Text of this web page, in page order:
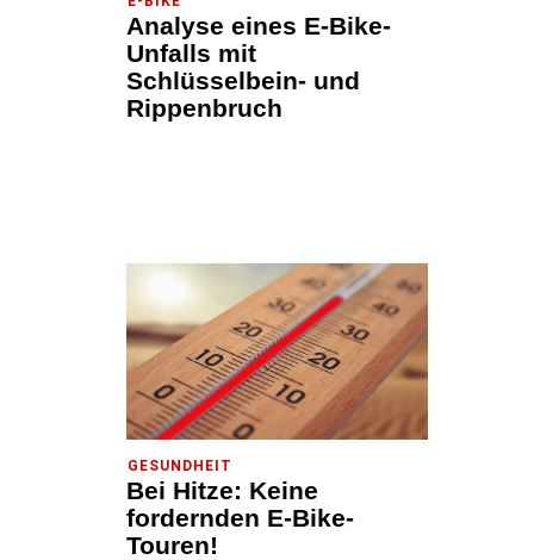
Analyse eines E-Bike-
Unfalls mit
Schlüsselbein- und
Rippenbruch
GESUNDHEIT
Bei Hitze: Keine
fordernden E-Bike-
Touren!